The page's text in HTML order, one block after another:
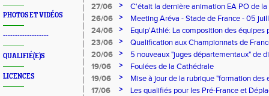
PHOTOS ET VIDÉOS
-------------------
QUALIFIÉ(E)S
LICENCES
27/06
>
C'était la dernière animation EA PO de la
26/06
>
Meeting Aréva - Stade de France - 05
24/06
>
Equip'Athlé: La composition des équipes
23/06
>
Qualification aux Championnats de
20/06
>
5 nouveaux "juges départementaux" de
19/06
>
Foulées de la Cathédrale
19/06
>
Mise à jour de la rubrique "formation des
saison 2014-2015
17/06 >
Les qualifiés pour les Pré-France et